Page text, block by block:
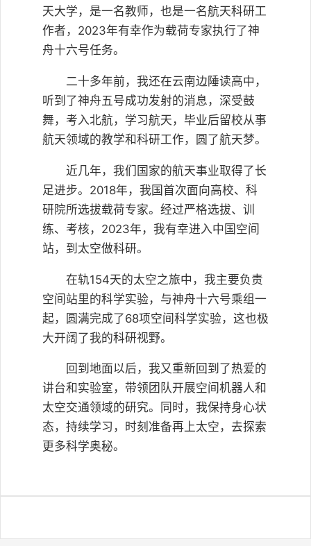
天大学，是一名教师，也是一名航天科研工
作者，2023年有幸作为载荷专家执行了神
舟十六号任务。
二十多年前，我还在云南边陲读高中，
听到了神舟五号成功发射的消息，深受鼓
舞，考入北航，学习航天，毕业后留校从事
航天领域的教学和科研工作，圆了航天梦。
近几年，我们国家的航天事业取得了长
足进步。2018年，我国首次面向高校、科
研院所选拔载荷专家。经过严格选拔、训
练、考核，2023年，我有幸进入中国空间
站，到太空做科研。
在轨154天的太空之旅中，我主要负责
空间站里的科学实验，与神舟十六号乘组一
起，圆满完成了68项空间科学实验，这也极
大开阔了我的科研视野。
回到地面以后，我又重新回到了热爱的
讲台和实验室，带领团队开展空间机器人和
太空交通领域的研究。同时，我保持身心状
态，持续学习，时刻准备再上太空，去探索
更多科学奥秘。